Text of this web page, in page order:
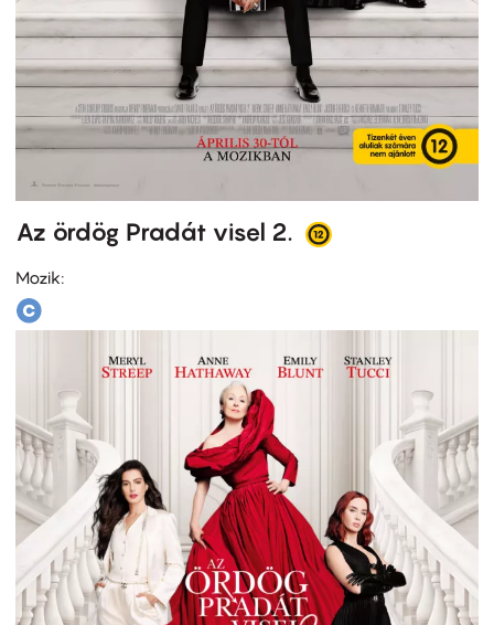
Az ördög Pradát visel 2.
Mozik: